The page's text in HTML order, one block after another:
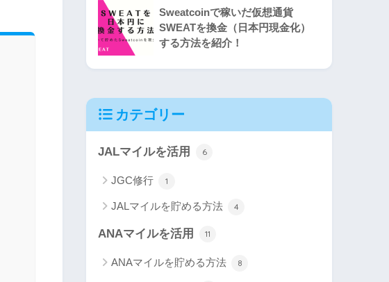
Sweatcoinで稼いだ仮想通貨
SWEATを換金（日本円現金化）
する方法を紹介！
カテゴリー
JALマイルを活用 6
JGC修行 1
JALマイルを貯める方法 4
ANAマイルを活用 11
ANAマイルを貯める方法 8